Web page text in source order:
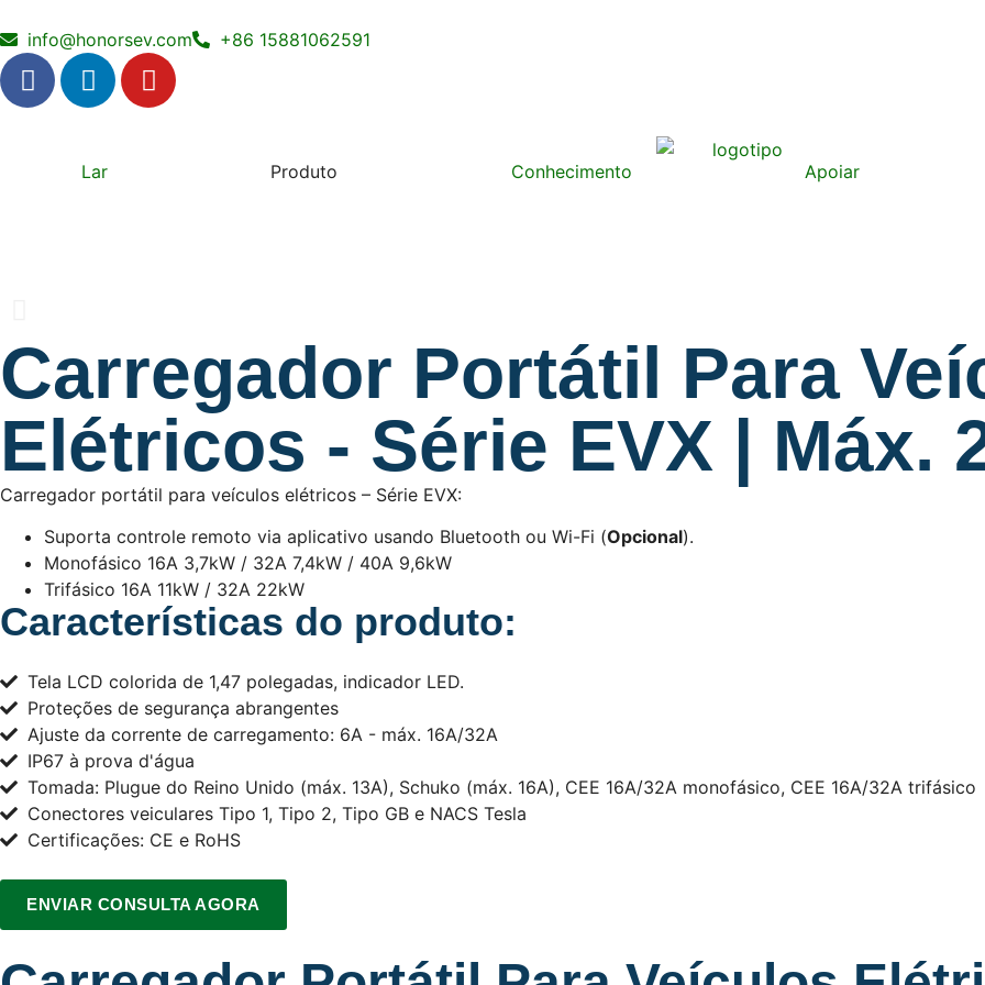
info@honorsev.com +86 15881062591
Lar Produto Conhecimento Apoiar
Carregador Portátil Para
Elétricos - Série EVX | Máx.
Carregador portátil para veículos elétricos – Série EVX:
Suporta controle remoto via aplicativo usando Bluetooth ou Wi-Fi (Opcional).
Monofásico 16A 3,7kW / 32A 7,4kW / 40A 9,6kW
Trifásico 16A 11kW / 32A 22kW
Características do produto:
Tela LCD colorida de 1,47 polegadas, indicador LED.
Proteções de segurança abrangentes
Ajuste da corrente de carregamento: 6A - máx. 16A/32A
IP67 à prova d'água
Tomada: Plugue do Reino Unido (máx. 13A), Schuko (máx. 16A), CEE 16A/32A monofásico, CEE 16A/32A trifásico
Conectores veiculares Tipo 1, Tipo 2, Tipo GB e NACS Tesla
Certificações: CE e RoHS
ENVIAR CONSULTA AGORA